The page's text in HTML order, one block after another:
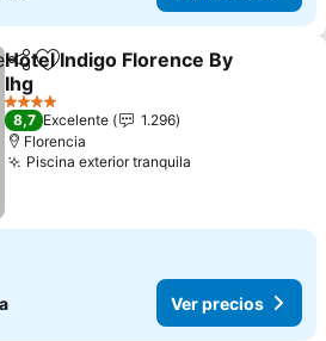
CompartirAgregar a favoritos
Hotel Indigo Florence By
Ihg
Ver precios
4 Estrellas
8,7 Excelente
1.296
Florencia
Piscina exterior tranquila
Ver precios